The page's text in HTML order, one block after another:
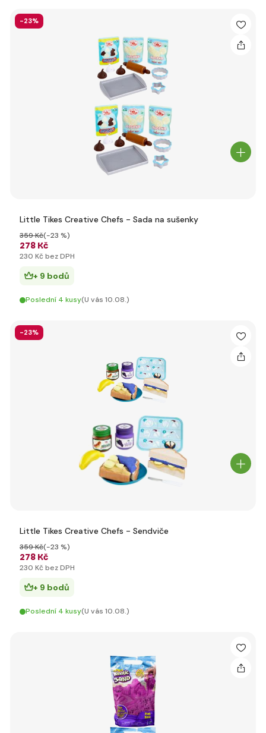
-23%
Little Tikes Creative Chefs - Sada na sušenky
278 Kč
359 Kč(-23 %)
230 Kč bez DPH
+ 9 bodů
Poslední 4 kusy(U vás 10.08.)
-23%
Little Tikes Creative Chefs - Sendviče
278 Kč
359 Kč(-23 %)
230 Kč bez DPH
+ 9 bodů
Poslední 4 kusy(U vás 10.08.)